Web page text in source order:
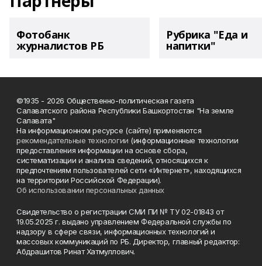
Фотобанк
журналистов РБ
Рубрика "Еда и
напитки"
©1935 - 2026 Общественно-политическая газета
Салаватского района Республики Башкортостан "На земле
Салавата"
На информационном ресурсе (сайте) применяются
рекомендательные технологии (информационные технологии
предоставления информации на основе сбора,
систематизации и анализа сведений, относящихся к
предпочтениям пользователей сети «Интернет», находящихся
на территории Российской Федерации).
Об использовании персональных данных
Свидетельство о регистрации СМИ ПИ № ТУ 02-01843 от
19.05.2025 г. выдано управлением Федеральной службы по
надзору в сфере связи, информационных технологий и
массовых коммуникаций по РБ. Директор, главный редактор:
Абдрашитов Ринат Хатмуллович.